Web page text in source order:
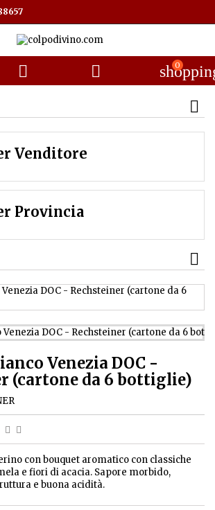
  0
Venditore
Provincia
Venezia DOC -
(cartone da 6 bottiglie)
con bouquet aromatico con classiche
e fiori di acacia. Sapore morbido,
e buona acidità.